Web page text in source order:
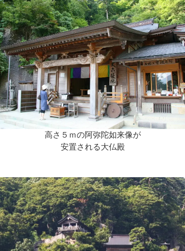
高さ５ｍの阿弥陀如来像が
安置される大仏殿